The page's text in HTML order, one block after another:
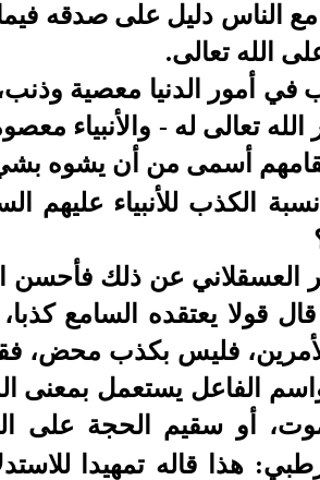
الناس دليل على صدقه فيما
الله تعالى.
في أمور الدنيا معصية
تعالى له - والأنبياء
أسمى من أن يشوه
الكذب للأنبياء عليهم
العسقلاني عن ذلك فأحسن
قال قولا يعتقده السامع
فليس بكذب محض،
الفاعل يستعمل بمعنى
أو سقيم الحجة على
قال القرطبي: هذا قاله